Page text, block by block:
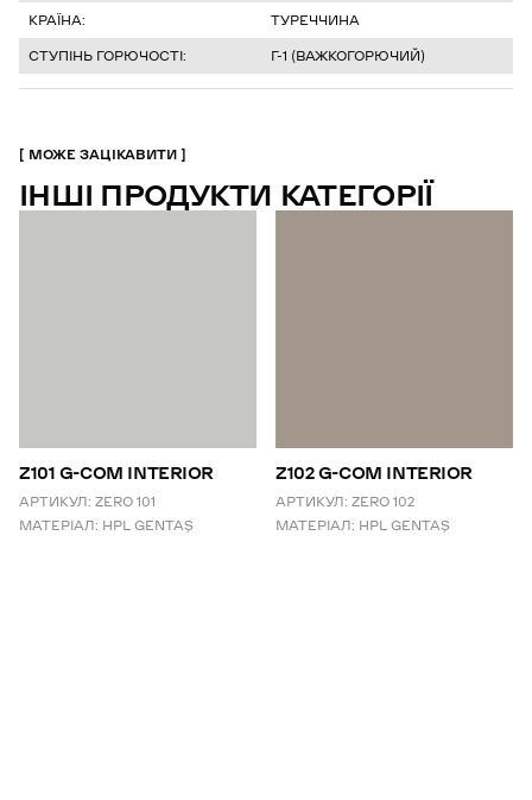
КРАЇНА:
ТУРЕЧЧИНА
СТУПІНЬ ГОРЮЧОСТІ:
Г-1 (ВАЖКОГОРЮЧИЙ)
МОЖЕ ЗАЦІКАВИТИ
ІНШІ ПРОДУКТИ КАТЕГОРІЇ
Z101 G-COM INTERIOR
АРТИКУЛ: ZERO 101
МАТЕРІАЛ: HPL GENTAŞ
Z102 G-COM INTERIOR
АРТИКУЛ: ZERO 102
МАТЕРІАЛ: HPL GENTAŞ